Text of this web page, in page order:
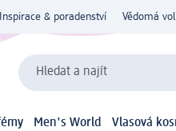
Inspirace & poradenství Vědomá
Hledat a najít
Men's World Vlasová